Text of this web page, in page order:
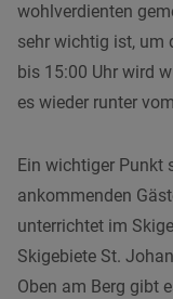
wohlverdienten
sehr wichtig ist, um
bis 15:00 Uhr wird
es wieder runter
Ein wichtiger Punkt
ankommenden
unterrichtet im
Skigebiete St.
Oben am Berg gibt